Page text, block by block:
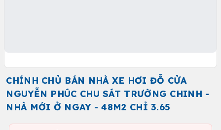
CHÍNH CHỦ BÁN NHÀ XE HƠI ĐỖ CỬA
NGUYỄN PHÚC CHU SÁT TRƯỜNG CHINH -
NHÀ MỚI Ở NGAY - 48M2 CHỈ 3.65